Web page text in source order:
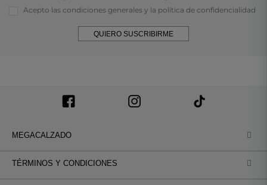
Acepto las condiciones generales y la política de confidencialidad
QUIERO SUSCRIBIRME
MEGACALZADO
TÉRMINOS Y CONDICIONES